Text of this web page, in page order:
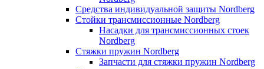
Средства индивидуальной защиты Nordberg
Стойки трансмиссионные Nordberg
Насадки для трансмиссионных стоек
Nordberg
Стяжки пружин Nordberg
Запчасти для стяжки пружин Nordberg